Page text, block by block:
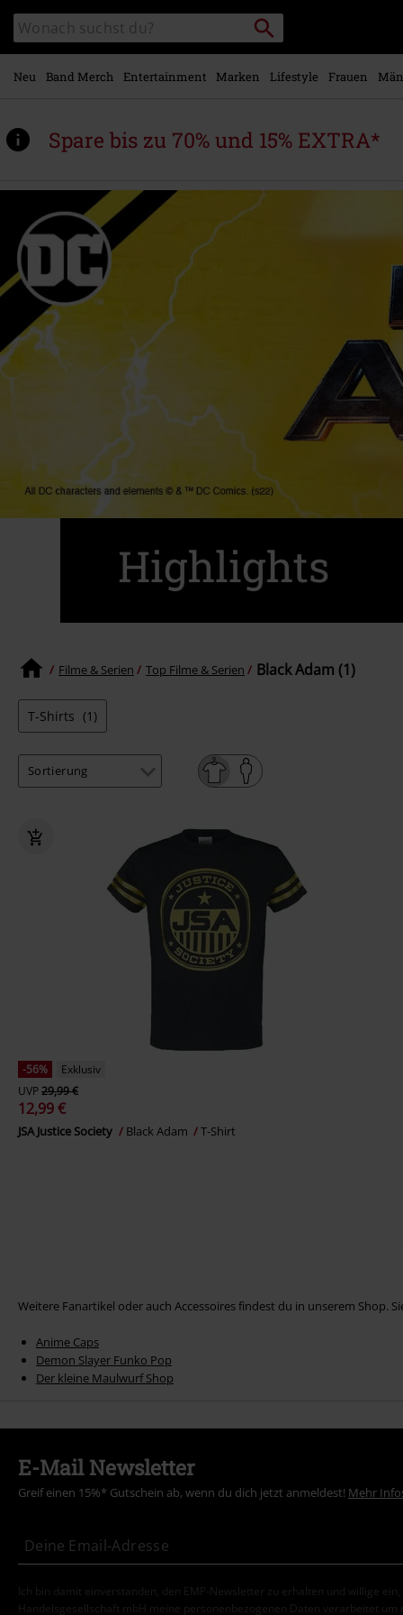
Hauptinhalt
springen
Katalog
durchsuchen
Packstation
suchen
Neu Band Merch Entertainment Marken Lifestyle Frauen
Spare bis zu 70% und 15% EXTRA*
Highlights
Filme & Serien Top Filme & Serien Black Adam (1)
T-Shirts (1)
-56%
Exklusiv
UVP29,99 €
12,99 €
JSA Justice Society Black Adam T-Shirt
Weitere Fanartikel oder auch Accessoires findest du in unserem Shop.
Anime Caps
Demon Slayer Funko Pop
Der kleine Maulwurf Shop
E-Mail Newsletter
Greif einen 15%* Gutschein ab, wenn du dich jetzt anmeldest! Mehr
Ich bin damit einverstanden, den EMP-Newsletter zu erhalten und willige
Handelsgesellschaft mbH meine personenbezogenen Daten verarbeitet